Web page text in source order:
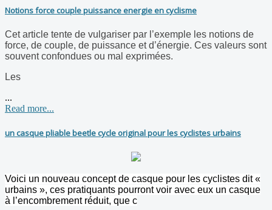
Notions force couple puissance energie en cyclisme
Cet article tente de vulgariser par l’exemple les notions de
force, de couple, de puissance et d’énergie. Ces valeurs sont
souvent confondues ou mal exprimées.
Les
...
Read more...
un casque pliable beetle cycle original pour les cyclistes urbains
Voici un nouveau concept de casque pour les cyclistes dit «
urbains », ces pratiquants pourront voir avec eux un casque
à l’encombrement réduit, que c